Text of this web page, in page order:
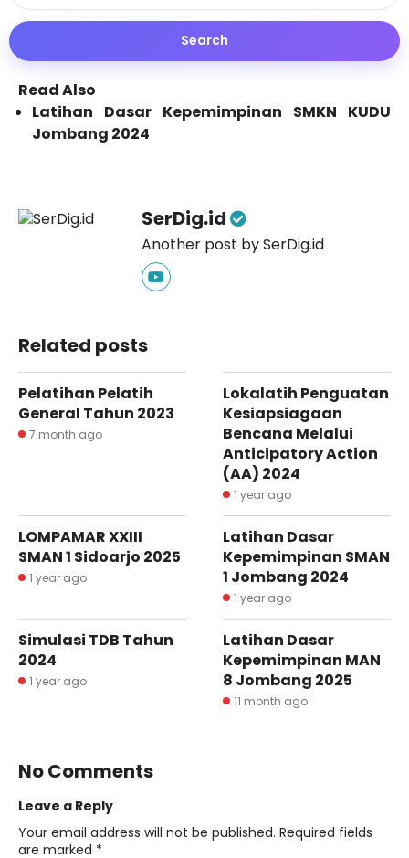
Read Also
Latihan Dasar Kepemimpinan SMKN KUDU
Jombang 2024
SerDig.id
Another post by SerDig.id
Related posts
Pelatihan Pelatih
General Tahun 2023
7 month ago
Lokalatih Penguatan
Kesiapsiagaan
Bencana Melalui
Anticipatory Action
(AA) 2024
1 year ago
LOMPAMAR XXIII
SMAN 1 Sidoarjo 2025
1 year ago
Latihan Dasar
Kepemimpinan SMAN
1 Jombang 2024
1 year ago
Simulasi TDB Tahun
2024
1 year ago
Latihan Dasar
Kepemimpinan MAN
8 Jombang 2025
11 month ago
No Comments
Leave a Reply
Your email address will not be published. Required fields
are marked *